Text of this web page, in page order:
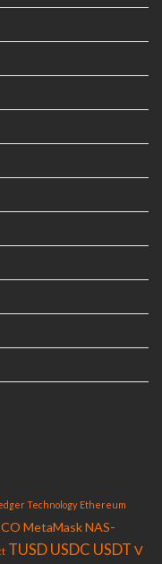
Technology Ethereum
MetaMaskNAS-
TUSD USDC USDT V